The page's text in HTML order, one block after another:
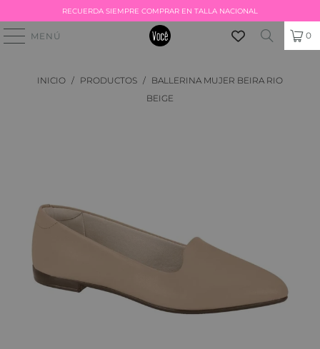
RECUERDA SIEMPRE COMPRAR EN TALLA NACIONAL
MENÚ 0
INICIO / PRODUCTOS / BALLERINA MUJER BEIRA RIO
BEIGE